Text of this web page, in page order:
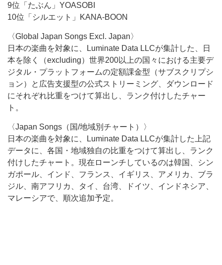
9位「たぶん」YOASOBI
10位「シルエット」KANA-BOON
〈Global Japan Songs Excl. Japan〉
日本の楽曲を対象に、Luminate Data LLCが集計した、日
本を除く（excluding）世界200以上の国々における主要デ
ジタル・プラットフォームの定額課金型（サブスクリプシ
ョン）と広告支援型の公式ストリーミング、ダウンロード
にそれぞれ比重をつけて算出し、ランク付けしたチャー
ト。
〈Japan Songs（国/地域別チャート）〉
日本の楽曲を対象に、Luminate Data LLCが集計した上記
データに、各国・地域独自の比重をつけて算出し、ランク
付けしたチャート。現在ローンチしているのは韓国、シン
ガポール、インド、フランス、イギリス、アメリカ、ブラ
ジル、南アフリカ、タイ、台湾、ドイツ、インドネシア、
マレーシアで、順次追加予定。